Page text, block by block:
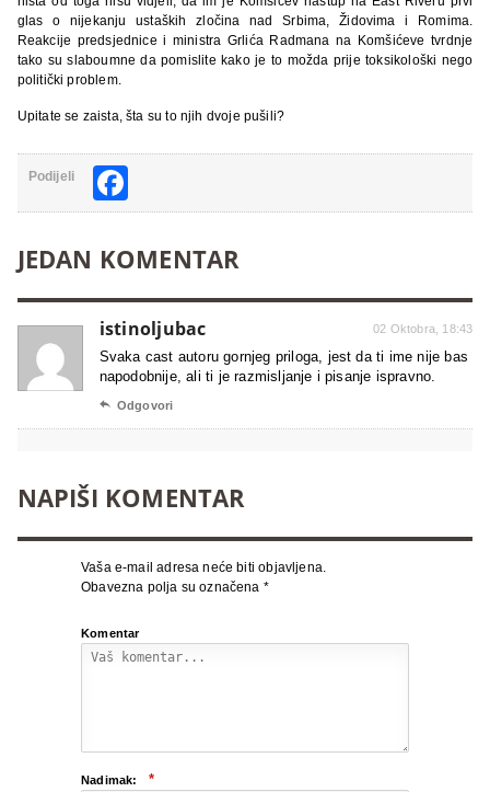
glas o nijekanju ustaških zločina nad Srbima, Židovima i Romima.
Reakcije predsjednice i ministra Grlića Radmana na Komšićeve tvrdnje
tako su slaboumne da pomislite kako je to možda prije toksikološki nego
politički problem.
Upitate se zaista, šta su to njih dvoje pušili?
Podijeli
JEDAN KOMENTAR
istinoljubac 02 Oktobra, 18:43
Svaka cast autoru gornjeg priloga, jest da ti ime nije bas
napodobnije, ali ti je razmisljanje i pisanje ispravno.
 Odgovori
NAPIŠI KOMENTAR
Vaša e-mail adresa neće biti objavljena.
Obavezna polja su označena *
Komentar
Nadimak: *